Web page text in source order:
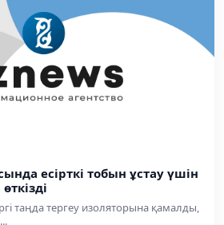
есірткі тобын ұстау үшін
таңда тергеу изоляторына қамалды,